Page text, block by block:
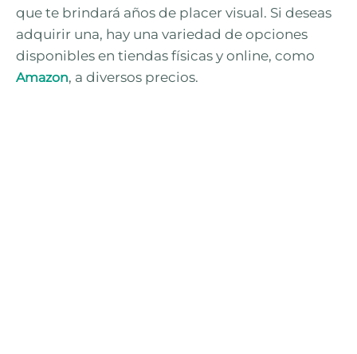
que te brindará años de placer visual. Si deseas
adquirir una, hay una variedad de opciones
disponibles en tiendas físicas y online, como
Amazon, a diversos precios.